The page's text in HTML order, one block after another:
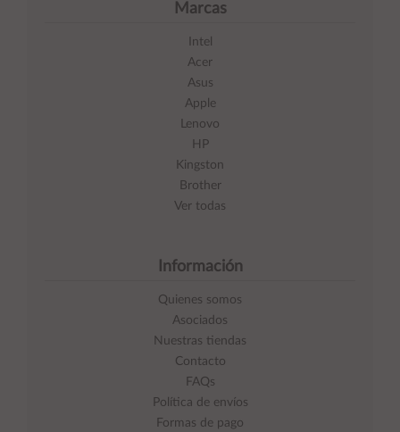
Marcas
Intel
Acer
Asus
Apple
Lenovo
HP
Kingston
Brother
Ver todas
Información
Quienes somos
Asociados
Nuestras tiendas
Contacto
FAQs
Política de envíos
Formas de pago